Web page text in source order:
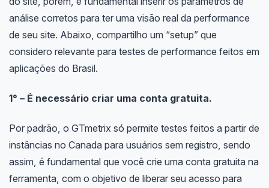
análise corretos para ter uma visão real da performance
de seu site. Abaixo, compartilho um “setup” que
considero relevante para testes de performance feitos em
aplicações do Brasil.
1° – É necessário criar uma conta gratuita.
Por padrão, o GTmetrix só permite testes feitos a partir de
instâncias no Canada para usuários sem registro, sendo
assim, é fundamental que você crie uma conta gratuita na
ferramenta, com o objetivo de liberar seu acesso para